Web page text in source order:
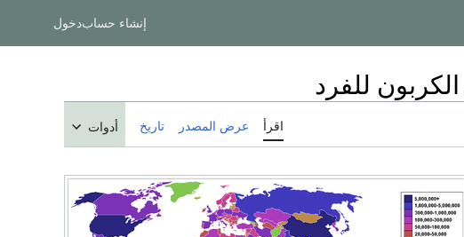
إنشاء حسابدخول
للفرد
اقرأ عرض المصدر تاريخ أدوات